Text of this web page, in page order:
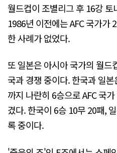
월드컵이 조별리그 후 16강
1986년 이전에는 AFC 국가가
한 사례가 없었다.
또 일본은 아시아 국가의 월
국과 경쟁 중이다. 한국과 일
까지 나란히 6승으로 AFC 국
겼다. 한국이 6승 10무 20패,
록 중이다.